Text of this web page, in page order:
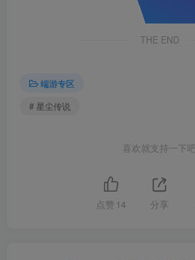
THE END
端游专区
# 星尘传说
喜欢就支持一下
点赞 14 分享